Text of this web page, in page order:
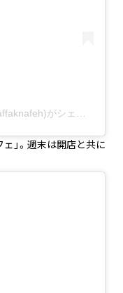
יפו כנאפה•בקלאווה•גלידה טורקית(@yaffaknafeh)がシェアした投稿
」。週末は開店と共に